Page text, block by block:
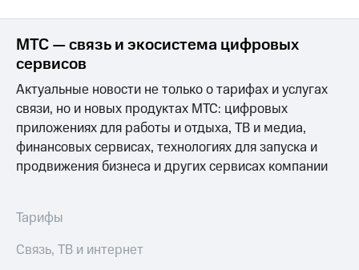
Контроль
и
аудит
Рынок
акций
Описание
Программа
приобретения
Порядок
выкупа
МТС — связь и экосистема цифровых
сервисов
Актуальные новости не только о тарифах и услугах
связи, но и новых продуктах МТС: цифровых
приложениях для работы и отдыха, ТВ и медиа,
финансовых сервисах, технологиях для запуска и
продвижения бизнеса и других сервисах компании
Тарифы
Связь, ТВ и интернет